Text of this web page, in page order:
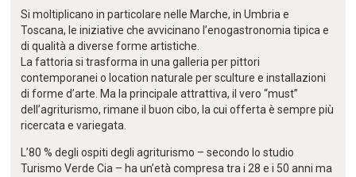
Si moltiplicano in particolare nelle Marche, in Umbria e
Toscana, le iniziative che avvicinano l’enogastronomia tipica e
di qualità a diverse forme artistiche.
La fattoria si trasforma in una galleria per pittori
contemporanei o location naturale per sculture e installazioni
di forme d’arte. Ma la principale attrattiva, il vero “must”
dell’agriturismo, rimane il buon cibo, la cui offerta è sempre più
ricercata e variegata.
L’80 % degli ospiti degli agriturismo – secondo lo studio
Turismo Verde Cia – ha un’età compresa tra i 28 e i 50 anni ma